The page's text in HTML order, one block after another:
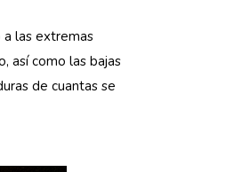
a las extremas
así como las bajas
de cuantas se